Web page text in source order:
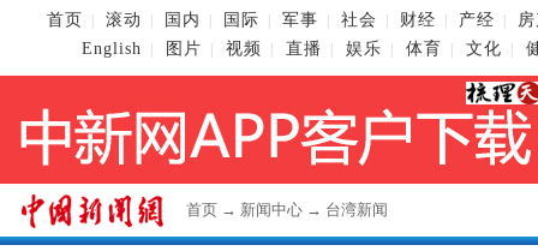
首页 滚动 国内 国际 军事 社会 财经 产经
English
图片 视频 直播 娱乐 体育 文化
首页 → 新闻中心 → 台湾新闻